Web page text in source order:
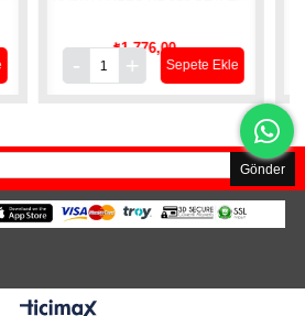
₺1.776,00
Sepete Ekle
Gönder